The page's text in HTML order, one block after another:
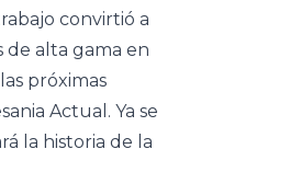
convirtió a
de alta gama en
próximas
Actual. Ya se
la historia de la